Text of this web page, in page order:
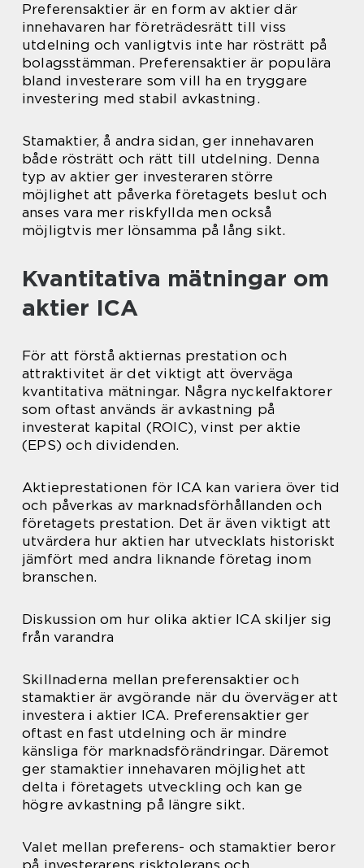
Preferensaktier är en form av aktier där
innehavaren har företrädesrätt till viss
utdelning och vanligtvis inte har rösträtt på
bolagsstämman. Preferensaktier är populära
bland investerare som vill ha en tryggare
investering med stabil avkastning.
Stamaktier, å andra sidan, ger innehavaren
både rösträtt och rätt till utdelning. Denna
typ av aktier ger investeraren större
möjlighet att påverka företagets beslut och
anses vara mer riskfyllda men också
möjligtvis mer lönsamma på lång sikt.
Kvantitativa mätningar om
aktier ICA
För att förstå aktiernas prestation och
attraktivitet är det viktigt att överväga
kvantitativa mätningar. Några nyckelfaktorer
som oftast används är avkastning på
investerat kapital (ROIC), vinst per aktie
(EPS) och dividenden.
Aktieprestationen för ICA kan variera över tid
och påverkas av marknadsförhållanden och
företagets prestation. Det är även viktigt att
utvärdera hur aktien har utvecklats historiskt
jämfört med andra liknande företag inom
branschen.
Diskussion om hur olika aktier ICA skiljer sig
från varandra
Skillnaderna mellan preferensaktier och
stamaktier är avgörande när du överväger att
investera i aktier ICA. Preferensaktier ger
oftast en fast utdelning och är mindre
känsliga för marknadsförändringar. Däremot
ger stamaktier innehavaren möjlighet att
delta i företagets utveckling och kan ge
högre avkastning på längre sikt.
Valet mellan preferens- och stamaktier beror